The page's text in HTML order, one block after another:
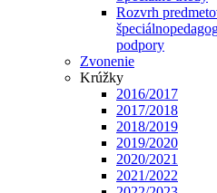
Rozvrh
podpory
Zvonenie
Krúžky
2016/2017
2017/2018
2018/2019
2019/2020
2020/2021
2021/2022